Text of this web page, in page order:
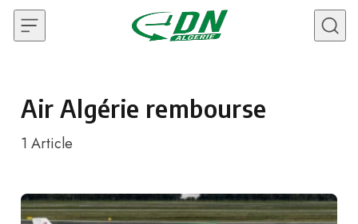
Skip to content
Air Algérie rembourse
1 Article